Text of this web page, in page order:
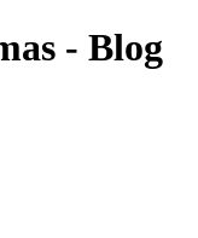
- Blog